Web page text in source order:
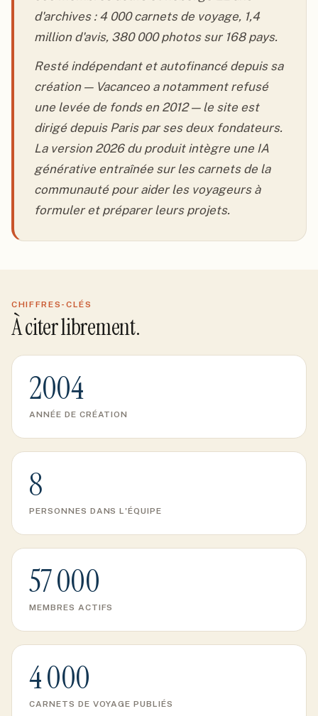
d'archives : 4 000 carnets de voyage, 1,4
million d'avis, 380 000 photos sur 168 pays.
Resté indépendant et autofinancé depuis sa
création — Vacanceo a notamment refusé
une levée de fonds en 2012 — le site est
dirigé depuis Paris par ses deux fondateurs.
La version 2026 du produit intègre une IA
générative entraînée sur les carnets de la
communauté pour aider les voyageurs à
formuler et préparer leurs projets.
CHIFFRES-CLÉS
À citer librement.
2004
ANNÉE DE CRÉATION
8
PERSONNES DANS L'ÉQUIPE
57 000
MEMBRES ACTIFS
4 000
CARNETS DE VOYAGE PUBLIÉS